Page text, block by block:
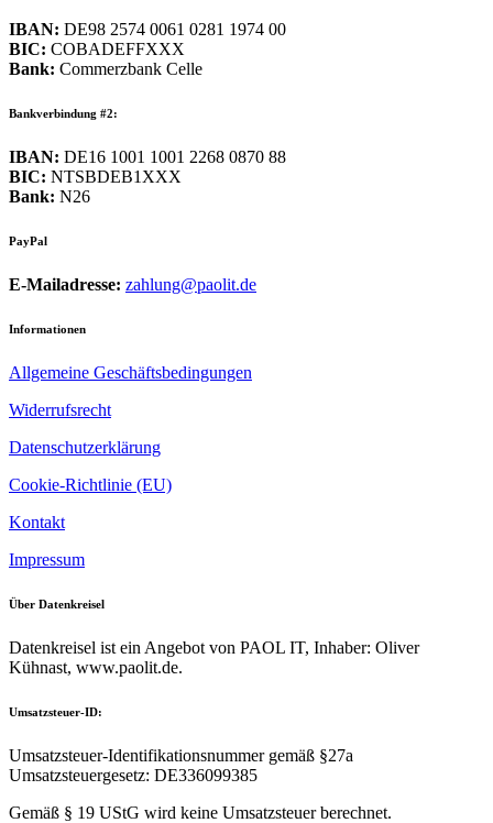
IBAN: DE98 2574 0061 0281 1974 00
BIC: COBADEFFXXX
Bank: Commerzbank Celle
Bankverbindung #2:
IBAN: DE16 1001 1001 2268 0870 88
BIC: NTSBDEB1XXX
Bank: N26
PayPal
E-Mailadresse: zahlung@paolit.de
Informationen
Allgemeine Geschäftsbedingungen
Widerrufsrecht
Datenschutzerklärung
Cookie-Richtlinie (EU)
Kontakt
Impressum
Über Datenkreisel
Datenkreisel ist ein Angebot von PAOL IT, Inhaber: Oliver
Kühnast, www.paolit.de.
Umsatzsteuer-ID:
Umsatzsteuer-Identifikationsnummer gemäß §27a
Umsatzsteuergesetz: DE336099385
Gemäß § 19 UStG wird keine Umsatzsteuer berechnet.